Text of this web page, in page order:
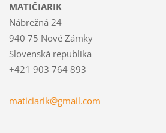
MATIČIARIK
Nábrežná 24
940 75 Nové Zámky
Slovenská republika
+421 903 764 893
maticiarik@gmail.com